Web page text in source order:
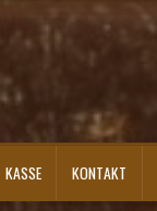
KASSE KONTAKT